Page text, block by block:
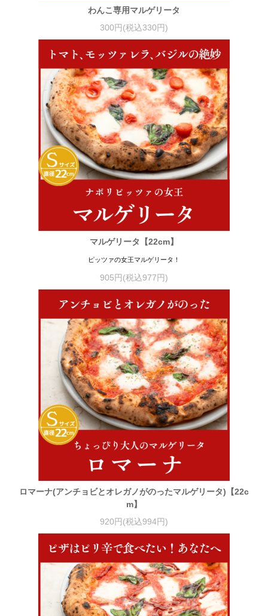
わんこ専用マルゲリータ
300円(税込330円)
マルゲリータ【22cm】
ピッツァの女王マルゲリータ！
905円(税込977円)
ロマーナ(アンチョビとオレガノがのったマルゲリータ)【22c
m】
920円(税込994円)